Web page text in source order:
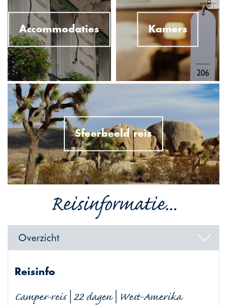
Accommodaties Kamers
Sfeerbeeld reis
Reisinformatie...
Overzicht
Reisinfo
Camper-reis | 22 dagen | West-Amerika